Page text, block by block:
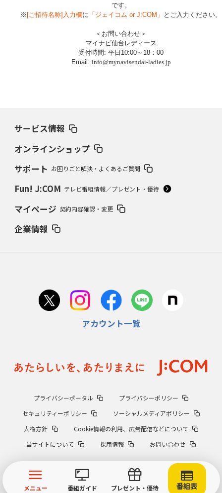
メニュー 番組ガイド プレゼント・優待 番組表
です。
※ [ご招待名称]入力欄に 「ジェイコム or J:COM」 とご入力ください。
＜お問い合わせ＞
マイナビ仙台レディース
受付時間: 平日 10:00～ 18 ： 00
Email: info@mynavisendai-ladies.jp
サービス情報
オンラインショップ
サポート お困りごと解決・よくあるご質問
Fun! J:COM テレビ番組情報／プレゼント・優待
マイページ 契約内容確認・変更
企業情報
アカウント一覧
プライバシーポータル
プライバシーポリシー
セキュリティーポリシー
ソーシャルメディアポリシー
人権方針
Cookie情報の利用、広告配信などについて
当サイトについて
採用情報 お問い合わせ